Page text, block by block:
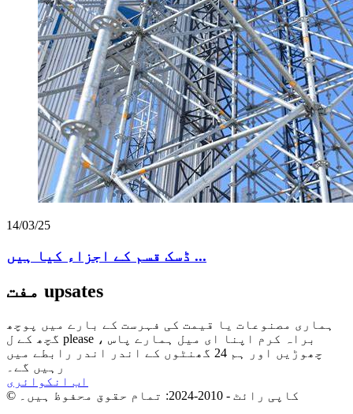
14/03/25
ڈسک قسم کے اجزاء کیا ہیں ...
مفت upsates
ہماری مصنوعات یا قیمت کی فہرست کے بارے میں پوچھ
گچھ کے ل please ، براہ کرم اپنا ای میل ہمارے پاس
چھوڑیں اور ہم 24 گھنٹوں کے اندر اندر رابطے میں
رہیں گے۔
اب انکوائری
© کاپی رائٹ - 2010-2024: تمام حقوق محفوظ ہیں۔